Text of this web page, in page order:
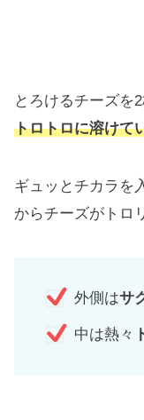
とろけるチーズを2
トロトロに溶けて
ギュッとチカラを
からチーズがトロ
外側はサ
中は熱々